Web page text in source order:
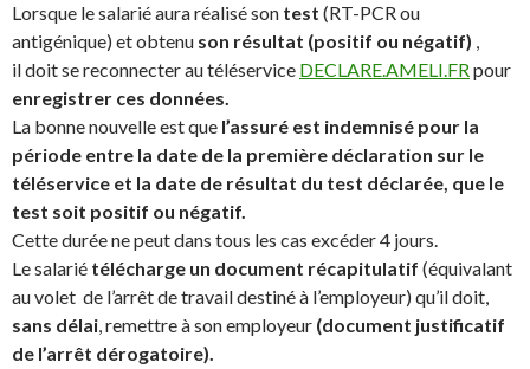
Lorsque le salarié aura réalisé son test (RT-PCR ou
antigénique) et obtenu son résultat (positif ou négatif) ,
ildoit se reconnecter au téléservice DECLARE.AMELI.FRpour
enregistrer ces données.
La bonne nouvelle est que l’assuré est indemnisé pour la
période entre la date de la première déclaration sur le
téléservice et la date de résultat du test déclarée, que le
test soit positif ou négatif.
Cette durée ne peut dans tous les cas excéder 4 jours.
Le salarié télécharge un document récapitulatif (équivalant
au volet de l’arrêt de travail destiné à l’employeur) qu’il doit,
sans délai, remettre à son employeur (document justificatif
de l’arrêt dérogatoire).